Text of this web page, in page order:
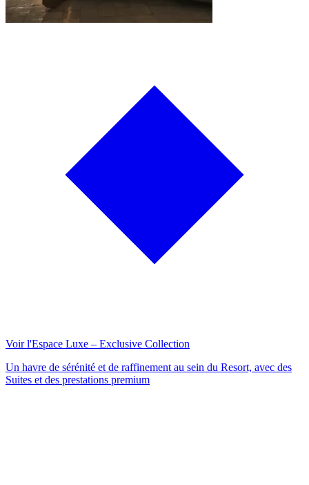
Voir l'Espace Luxe – Exclusive Collection
Un havre de sérénité et de raffinement au sein du Resort, avec des
Suites et des prestations premium